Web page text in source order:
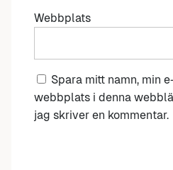
Webbplats
Spara mitt namn, min
webbplats i denna
jag skriver en kommentar.